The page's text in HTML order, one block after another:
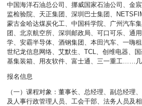
中国海洋石油总公司、挪威国家石油公司、金
监检验院、天正集团、深圳巴士集团、
蒙古金哈达煤炭化工、中国科学院、广州汽车
团、北京航空所、深圳邮政局、可口可乐、通
学、安霸半导体、酒钢集团、本田汽车、一嗨
世纪龙信息网络、艾默生、TCL、创维电器、
基集装箱、用友软件、富士通、三一重工……几
报名信息
（一）课程对象：董事长、总经理、副总经理
及人事行政管理人员、工会干部、法务人员及